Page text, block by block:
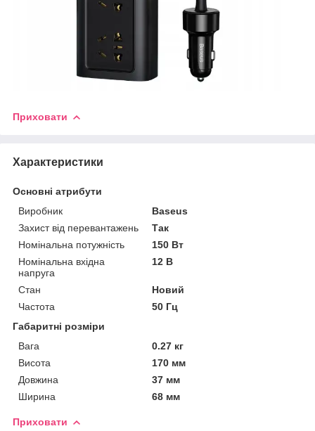
Приховати
Характеристики
Основні атрибути
Виробник
Baseus
Захист від перевантажень
Так
Номінальна потужність
150 Вт
Номінальна вхідна
напруга
12 В
Стан
Новий
Частота
50 Гц
Габаритні розміри
Вага
0.27 кг
Висота
170 мм
Довжина
37 мм
Ширина
68 мм
Приховати